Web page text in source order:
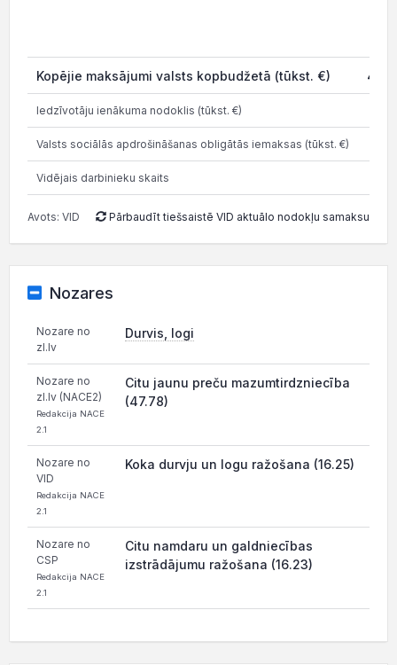
Kopējie maksājumi valsts kopbudžetā (tūkst. €)
Iedzīvotāju ienākuma nodoklis (tūkst. €)
Valsts sociālās apdrošināšanas obligātās iemaksas (tūkst. €)
Vidējais darbinieku skaits
Avots: VID Pārbaudīt tiešsaistē VID aktuālo nodokļu samaksu
Nozares
Nozare no
zl.lv
Durvis, logi
Nozare no
zl.lv (NACE2)
Redakcija NACE
2.1
Citu jaunu preču mazumtirdzniecība
(47.78)
Nozare no
VID
Redakcija NACE
2.1
Koka durvju un logu ražošana (16.25)
Nozare no
CSP
Redakcija NACE
2.1
Citu namdaru un galdniecības
izstrādājumu ražošana (16.23)